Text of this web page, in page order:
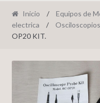
Inicio /
Equipos de
electrica
/ Osciloscopios
OP20 KIT.